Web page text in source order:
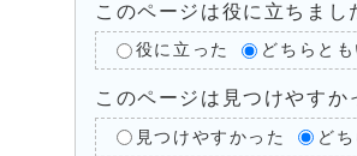
このページは役に立ちまし
役に立った どちらと
このページは見つけやすか
見つけやすかった ど